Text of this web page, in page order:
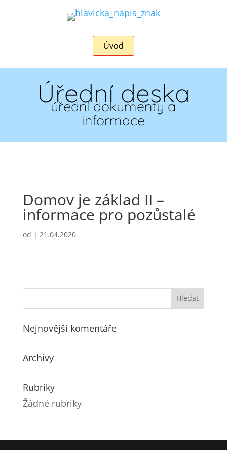
Úvod
Úřední deska
úřední dokumenty a
informace
Domov je základ II –
informace pro pozůstalé
od | 21.04.2020
Nejnovější komentáře
Archivy
Rubriky
Žádné rubriky